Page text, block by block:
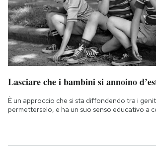
Lasciare che i bambini si annoino
È un approccio che si sta diffondendo tra i
permetterselo, e ha un suo senso educativo a